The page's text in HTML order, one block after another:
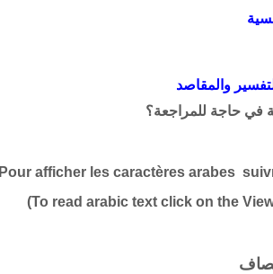
والمقاصد
في حاجة للمراجعة؟
Pour afficher les caractères arabes
To read arabic text click on the